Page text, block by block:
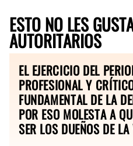
ESTO NO LES
AUTORITARIOS
EL EJERCICIO DEL
PROFESIONAL Y
FUNDAMENTAL DE LA
POR ESO MOLESTA A
SER LOS DUEÑOS DE